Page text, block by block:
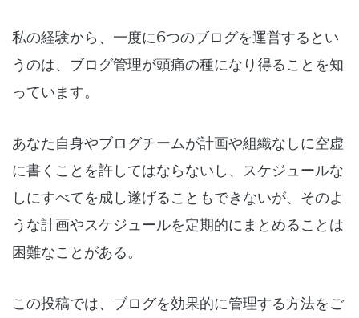
私の経験から、一度に6つのブログを運営するとい
うのは、ブログ管理が頭痛の種になり得ることを知
っています。
あなた自身やブログチームが計画や組織なしに空虚
に書くことを許してはならないし、スケジュールな
しにすべてを成し遂げることもできないが、そのよ
うな計画やスケジュールを定期的にまとめることは
困難なことがある。
この投稿では、ブログを効果的に管理する方法をご